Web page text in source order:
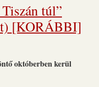
túl”
[KORÁBBI]
októberben kerül